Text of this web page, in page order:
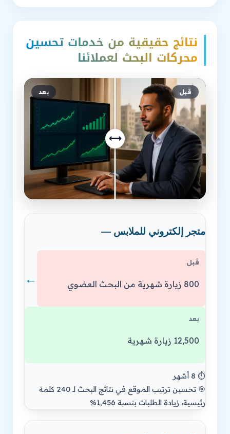
نتائج حقيقية من خدمات تحسين
محركات البحث لعملائنا
⟷
قبل بعد
متجر إلكتروني للملابس —
قبل
800 زيارة شهرية من البحث العضوي ←
بعد
12,500 زيارة شهرية
⏱️ 8 أشهر
🎯 تحسين ترتيب الموقع في نتائج البحث لـ 240 كلمة
رئيسية، زيادة الطلبات بنسبة 1,456%